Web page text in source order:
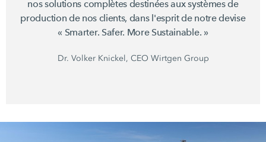
nos solutions complètes destinées aux systèmes de
production de nos clients, dans l'esprit de notre devise
« Smarter. Safer. More Sustainable. »
Dr. Volker Knickel, CEO Wirtgen Group